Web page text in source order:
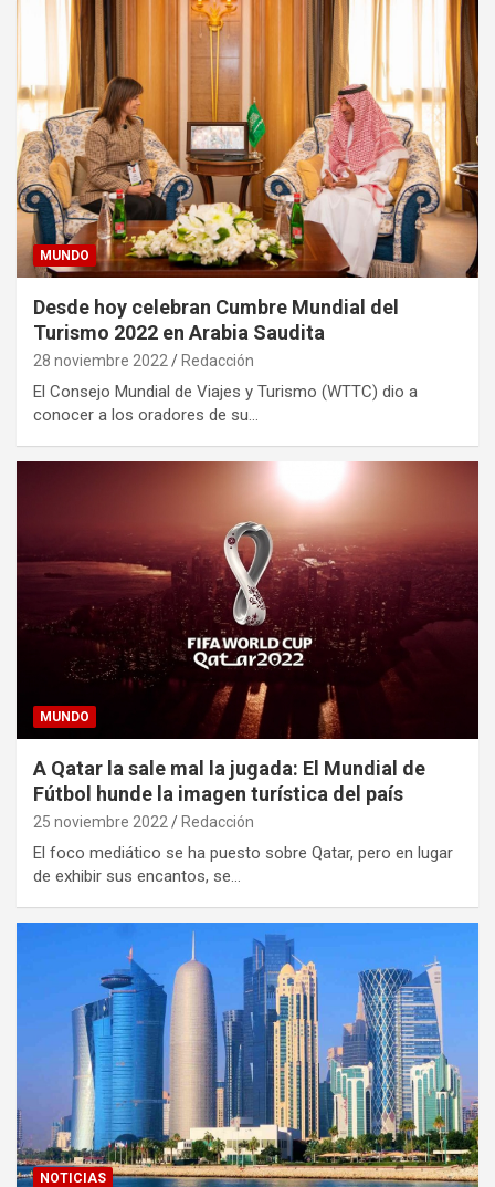
MUNDO
Desde hoy celebran Cumbre Mundial del
Turismo 2022 en Arabia Saudita
28 noviembre 2022 Redacción
El Consejo Mundial de Viajes y Turismo (WTTC) dio a
conocer a los oradores de su…
MUNDO
A Qatar la sale mal la jugada: El Mundial de
Fútbol hunde la imagen turística del país
25 noviembre 2022 Redacción
El foco mediático se ha puesto sobre Qatar, pero en lugar
de exhibir sus encantos, se…
NOTICIAS